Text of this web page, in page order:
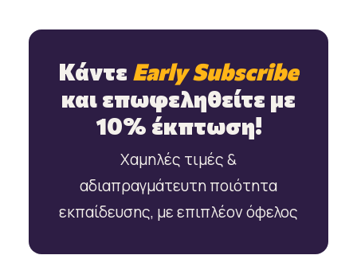
Κάντε Early Subscribe
και επωφεληθείτε με
10% έκπτωση!
Χαμηλές τιμές &
αδιαπραγμάτευτη ποιότητα
εκπαίδευσης, με επιπλέον όφελος